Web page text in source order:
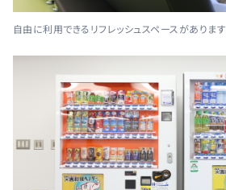
自由に利用できるリフレッシュスペースがあります